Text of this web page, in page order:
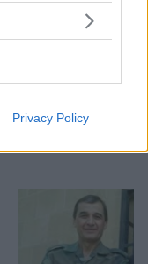
Privacy Policy